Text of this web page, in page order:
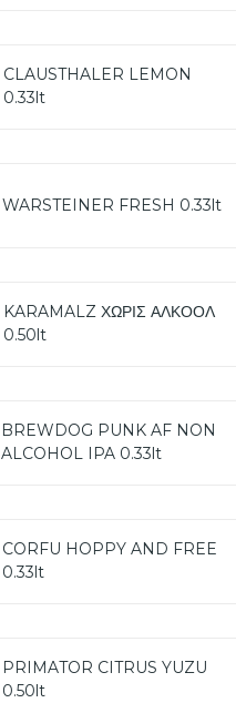
CLAUSTHALER LEMON
0.33lt
WARSTEINER FRESH 0.33lt
KARAMALZ ΧΩΡΙΣ ΑΛΚΟΟΛ
0.50lt
BREWDOG PUNK AF NON
ALCOHOL IPA 0.33lt
CORFU HOPPY AND FREE
0.33lt
PRIMATOR CITRUS YUZU
0.50lt